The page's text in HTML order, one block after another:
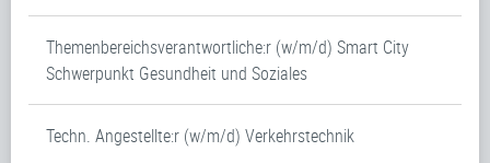
Themenbereichsverantwortliche:r (w/m/d) Smart City
Schwerpunkt Gesundheit und Soziales
Techn. Angestellte:r (w/m/d) Verkehrstechnik